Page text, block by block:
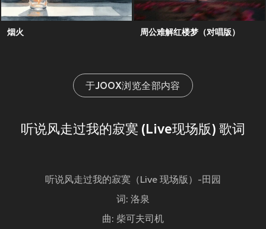
烟火 周公难解红楼梦（对唱版）
于JOOX浏览全部内容
听说风走过我的寂寞 (Live现场版) 歌词
听说风走过我的寂寞（Live 现场版）-田园
词: 洛泉
曲: 柴可夫司机